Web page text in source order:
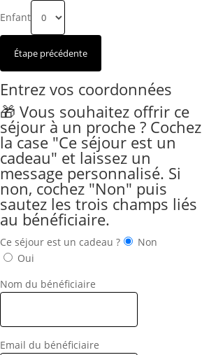
Enfant
Entrez vos coordonnées
🎁 Vous souhaitez offrir ce
séjour à un proche ? Cochez
la case "Ce séjour est un
cadeau" et laissez un
message personnalisé. Si
non, cochez "Non" puis
sautez les trois champs liés
au bénéficiaire.
Ce séjour est un cadeau ?
Non
Oui
Nom du bénéficiaire
Email du bénéficiaire